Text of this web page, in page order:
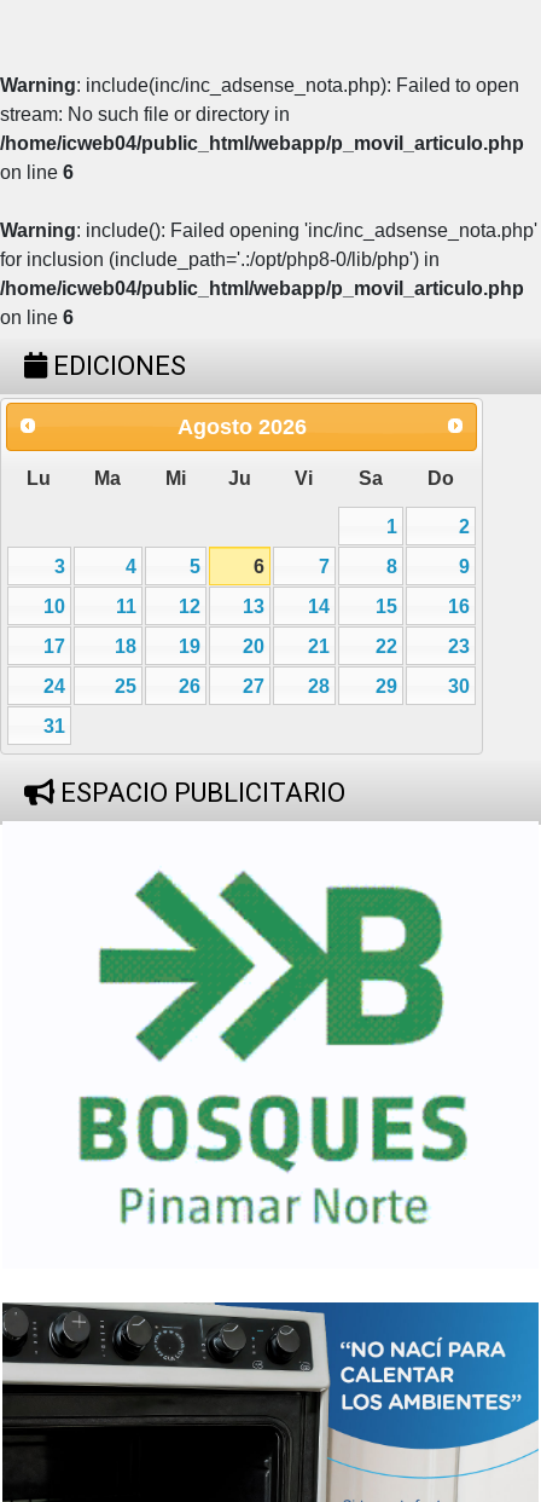
Warning: include(inc/inc_adsense_nota.php): Failed to open
stream: No such file or directory in
/home/icweb04/public_html/webapp/p_movil_articulo.php
on line 6
Warning: include(): Failed opening 'inc/inc_adsense_nota.php'
for inclusion (include_path='.:/opt/php8-0/lib/php') in
/home/icweb04/public_html/webapp/p_movil_articulo.php
on line 6
EDICIONES
Agosto 2026
Lu Ma Mi Ju Vi Sa Do
1
2
3
4 5 6 7 8
9
10
11 12 13 14 15
16
17
18 19 20 21 22
23
24
25 26 27 28 29
30
31
ESPACIO PUBLICITARIO